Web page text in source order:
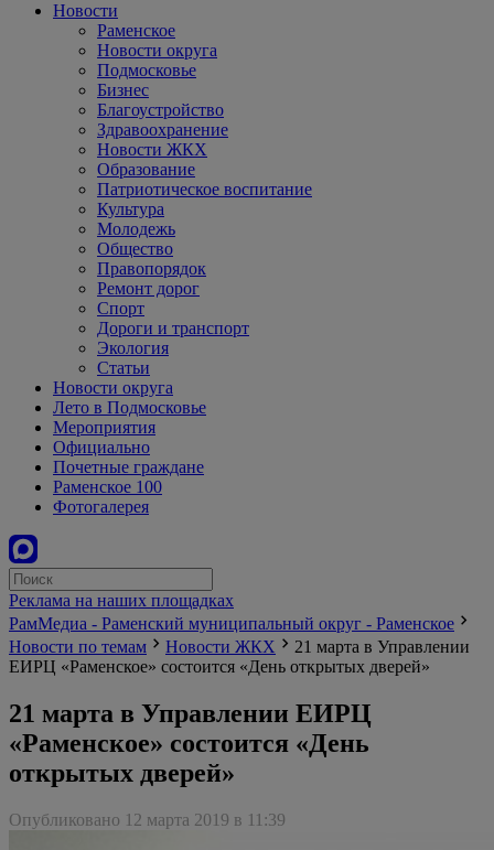
Новости
Раменское
Новости округа
Подмосковье
Бизнес
Благоустройство
Здравоохранение
Новости ЖКХ
Образование
Патриотическое воспитание
Культура
Молодежь
Общество
Правопорядок
Ремонт дорог
Спорт
Дороги и транспорт
Экология
Статьи
Новости округа
Лето в Подмосковье
Мероприятия
Официально
Почетные граждане
Раменское 100
Фотогалерея
Реклама на наших площадках
РамМедиа - Раменский муниципальный округ - Раменское
Новости по темам
Новости ЖКХ
21 марта в Управлении
ЕИРЦ «Раменское» состоится «День открытых дверей»
21 марта в Управлении ЕИРЦ
«Раменское» состоится «День
открытых дверей»
Опубликовано 12 марта 2019 в 11:39